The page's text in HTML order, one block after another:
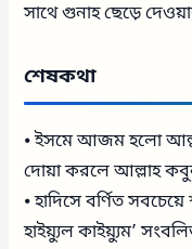
সাথে গুনাহ ছেড়ে
শেষকথা
⦁ ইসমে আজম হলো
দোয়া করলে আল্লাহ
⦁ হাদিসে বর্ণিত
হাইয়্যুল কাইয়্যুম’